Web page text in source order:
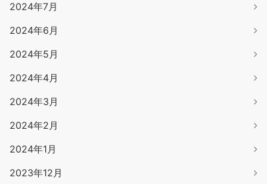
2024年7月
2024年6月
2024年5月
2024年4月
2024年3月
2024年2月
2024年1月
2023年12月